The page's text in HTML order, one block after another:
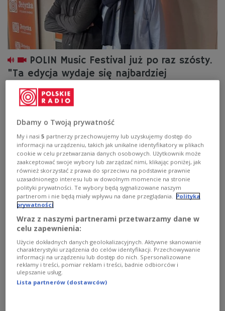
POLIN Music Festival już po raz szósty.
"Ta edycja wydaje się najbardziej
skierowana na młodych"
POLIN Music Festival to jedna z najważniejszych imprez
muzycznych organizowanych nie tylko w Warszawie, ale
również w Polsce. W tym roku odbędzie się po raz
szósty. - Ta edycja wydaje mi się najbardziej skierowana
na to, co żywe, na to, co dzieje się teraz - zwraca uwagę
Kajetan Prochyra, kurator Sceny Muzycznej
Muzeum POLIN.
Zobacz więcej na temat:Kajetan Prochyra
muzeum żydów polskich POLIN Paweł Sztompke
muzyka klasyczna MUZYKA
Dbamy o Twoją prywatność
My i nasi5 partnerzy przechowujemy lub uzyskujemy dostęp do
informacji na urządzeniu, takich jak unikalne identyfikatory w plikach
cookie w celu przetwarzania danych osobowych. Użytkownik może
zaakceptować swoje wybory lub zarządzać nimi, klikając poniżej, jak
również skorzystać z prawa do sprzeciwu na podstawie prawnie
uzasadnionego interesu lub w dowolnym momencie na stronie
polityki prywatności. Te wybory będą sygnalizowane naszym
partnerom i nie będą miały wpływu na dane przeglądania.
Polityka
prywatności
Wraz z naszymi partnerami przetwarzamy dane w
celu zapewnienia:
Użycie dokładnych danych geolokalizacyjnych. Aktywne skanowanie
charakterystyki urządzenia do celów identyfikacji. Przechowywanie
informacji na urządzeniu lub dostęp do nich. Spersonalizowane
reklamy i treści, pomiar reklam i treści, badnie odbiorców i
ulepszanie usług.
Lista partnerów (dostawców)